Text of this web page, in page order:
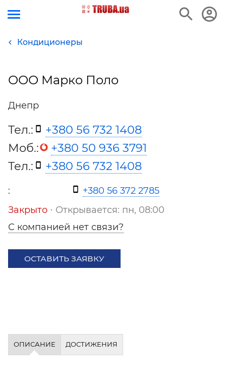
Кондиционеры
ООО Марко Поло
Днепр
Тел.:
+380 56 732 1408
Моб.:
+380 50 936 3791
Тел.:
+380 56 732 1408
:
+380 56 372 2785
Закрыто ⋅ Открывается: пн, 08:00
С компанией нет связи?
ОСТАВИТЬ ЗАЯВКУ
ОПИСАНИЕ ДОСТИЖЕНИЯ